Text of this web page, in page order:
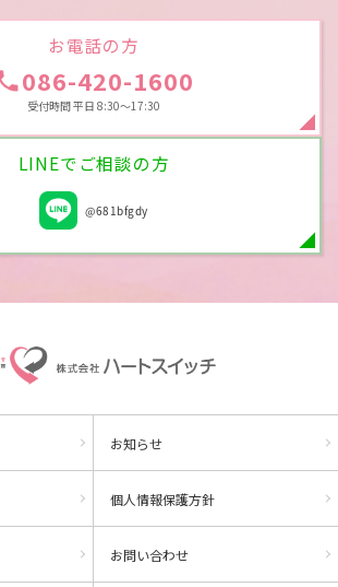
お電話の方
086-420-1600
受付時間 平日 8:30～17:30
LINEでご相談の方
@681bfgdy
お知らせ
個人情報保護方針
お問い合わせ